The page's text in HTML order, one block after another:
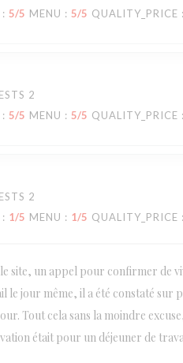
: 5/5 MENU : 5/5 QUALITY_PRICE
2
: 5/5 MENU : 5/5 QUALITY_PRICE
2
: 1/5 MENU : 1/5 QUALITY_PRICE
site, un appel pour confirmer de
jour même, il a été constaté sur
Tout cela sans la moindre
était pour un déjeuner de